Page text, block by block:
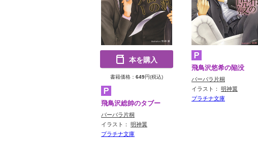
本を購入
書籍価格： 649円(税込)
飛鳥沢総帥のタブー
バーバラ片桐
イラスト： 明神翼
プラチナ文庫
飛鳥沢悠希の陥没
バーバラ片桐
イラスト： 明神翼
プラチナ文庫